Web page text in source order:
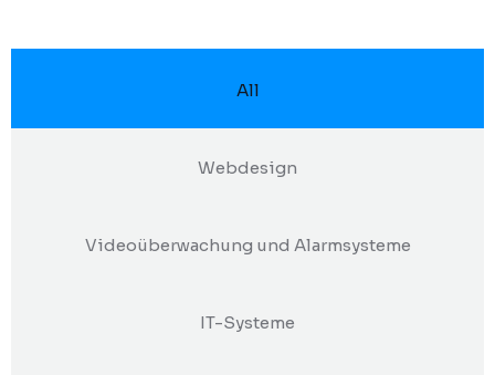
All
Webdesign
Videoüberwachung und Alarmsysteme
IT-Systeme